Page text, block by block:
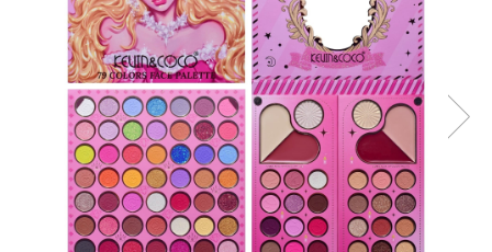
Organizatoare si Depozitare
Bucatarie
Pahare, Sticle si Cani
Ustensile pentru Bucătărie
Ustensile pentru Bucătărie
Veselă pentru Masă
Articole pentru Casa si Curatenie
Accesorii Ingrijire Casa